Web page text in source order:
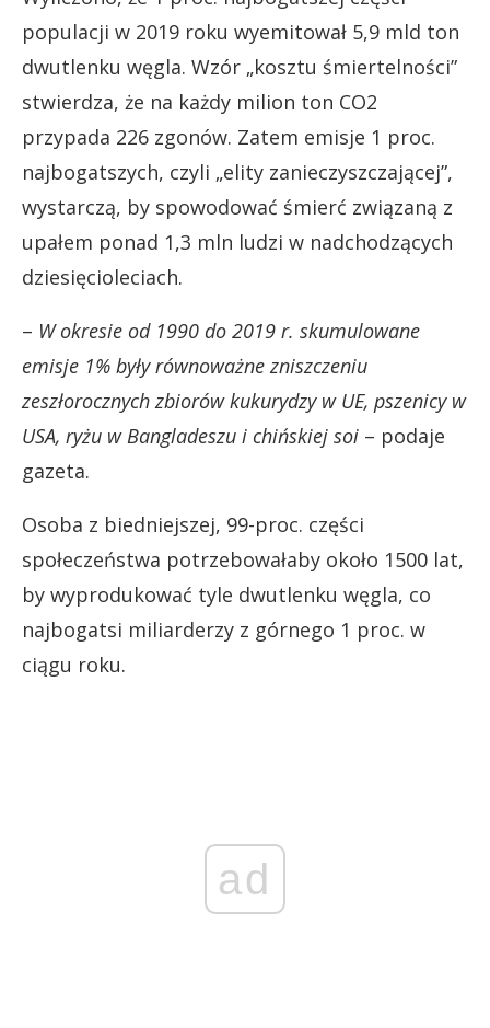
populacji w 2019 roku wyemitował 5,9 mld ton
dwutlenku węgla. Wzór „kosztu śmiertelności”
stwierdza, że na każdy milion ton CO2
przypada 226 zgonów. Zatem emisje 1 proc.
najbogatszych, czyli „elity zanieczyszczającej”,
wystarczą, by spowodować śmierć związaną z
upałem ponad 1,3 mln ludzi w nadchodzących
dziesięcioleciach.
– W okresie od 1990 do 2019 r. skumulowane
emisje 1% były równoważne zniszczeniu
zeszłorocznych zbiorów kukurydzy w UE, pszenicy w
USA, ryżu w Bangladeszu i chińskiej soi – podaje
gazeta.
Osoba z biedniejszej, 99-proc. części
społeczeństwa potrzebowałaby około 1500 lat,
by wyprodukować tyle dwutlenku węgla, co
najbogatsi miliarderzy z górnego 1 proc. w
ciągu roku.
ad